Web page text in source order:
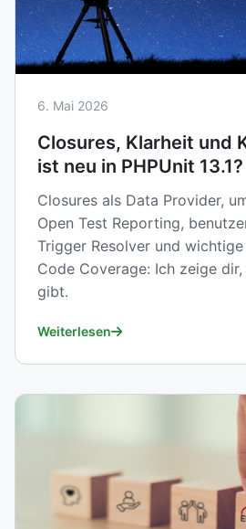
6. Mai 2026
Closures, Klarheit und
ist neu in PHPUnit 13.1?
Closures als Data Provider,
Open Test Reporting,
Trigger Resolver und
Code Coverage: Ich zeige
gibt.
Weiterlesen